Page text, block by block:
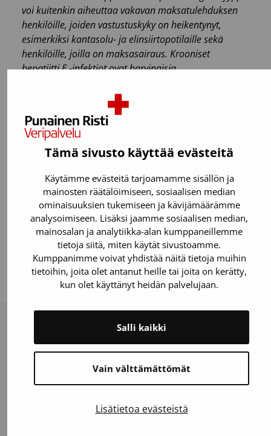
Tämä sivusto käyttää evästeitä
Käytämme evästeitä tarjoamamme sisällön ja
mainosten räätälöimiseen, sosiaalisen median
ominaisuuksien tukemiseen ja kävijämäärämme
analysoimiseen. Lisäksi jaamme sosiaalisen median,
mainosalan ja analytiikka-alan kumppaneillemme
tietoja siitä, miten käytät sivustoamme.
Kumppanimme voivat yhdistää näitä tietoja muihin
tietoihin, joita olet antanut heille tai joita on kerätty,
kun olet käyttänyt heidän palvelujaan.
Vain välttämättömät
Salli kaikki
Lisätietoa evästeistä
voi kuitenkin aiheuttaa vakavan maksatulehduksen
henkilöille, joiden vastustuskyky on heikentynyt,
esimerkiksi kantasolu- ja elinsiirtopotilaille sekä
henkilöille, joilla on maksasairaus. Krooniset
hepatiitti E -infektiot ovat harvinaisia.
Jarkko Ihalainen,lääketieteellinen johtaja,
Suomen Punainen Risti, Veripalvelu
jarkko.ihalainen@veripalvelu.fi
Riikka Lehtisalo,vastaava lääkäri, Suomen
Punainen Risti, Veripalvelu
riikka.lehtisalo@veripalvelu.fi
Viimeksi päivitetty: 29.11.2024
Lue myös